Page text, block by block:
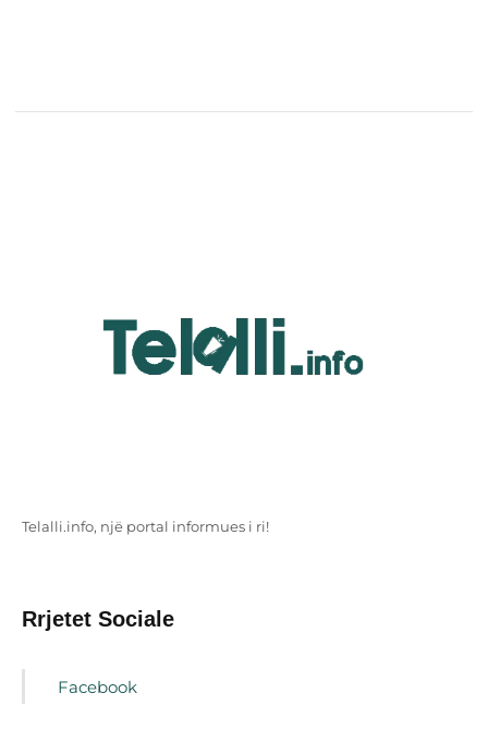
Telalli.info, një portal informues i ri!
Rrjetet Sociale
Facebook